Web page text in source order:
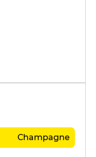
Champagne